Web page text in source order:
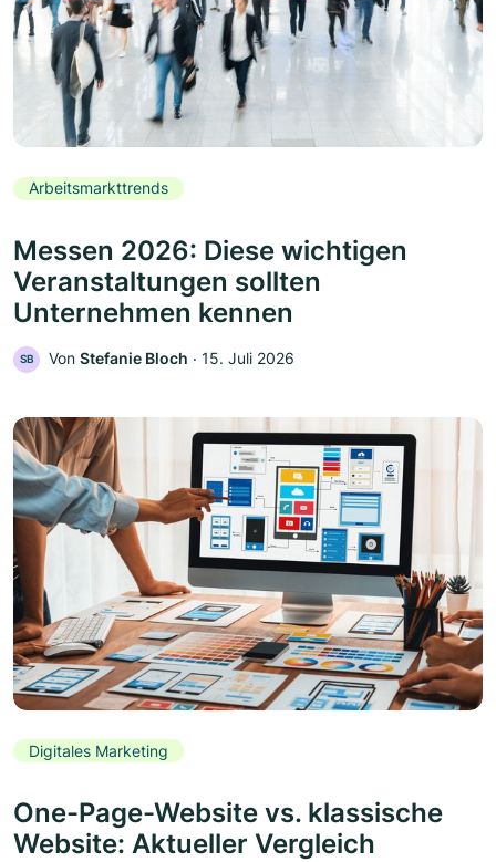
Arbeitsmarkttrends
Messen 2026: Diese wichtigen
Veranstaltungen sollten
Unternehmen kennen
SB Von Stefanie Bloch ‧ 15. Juli 2026
Digitales Marketing
One-Page-Website vs. klassische
Website: Aktueller Vergleich